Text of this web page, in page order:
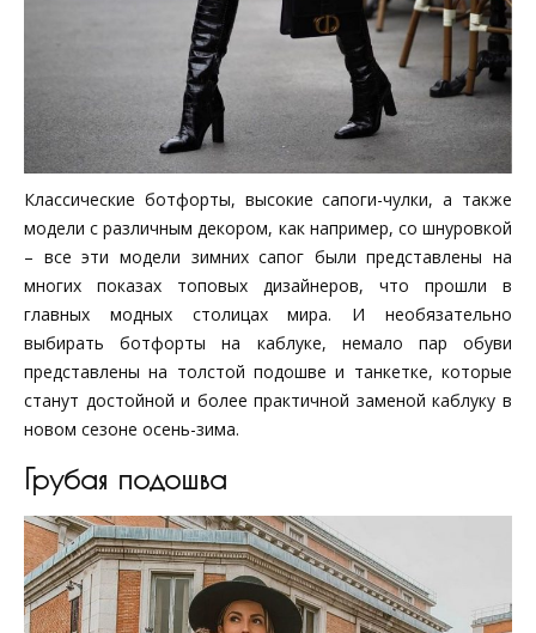
Классические ботфорты, высокие сапоги-чулки, а также
модели с различным декором, как например, со шнуровкой
– все эти модели зимних сапог были представлены на
многих показах топовых дизайнеров, что прошли в
главных модных столицах мира. И необязательно
выбирать ботфорты на каблуке, немало пар обуви
представлены на толстой подошве и танкетке, которые
станут достойной и более практичной заменой каблуку в
новом сезоне осень-зима.
Грубая подошва